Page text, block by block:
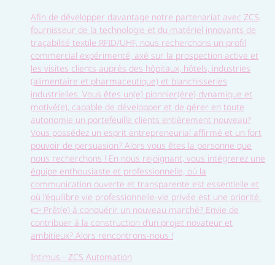
Afin de développer davantage notre partenariat avec ZCS,
fournisseur de la technologie et du matériel innovants de
traçabilité textile RFID/UHF, nous recherchons un profil
commercial expérimenté, axé sur la prospection active et
les visites clients auprès des hôpitaux, hôtels, industries
(alimentaire et pharmaceutique) et blanchisseries
industrielles. Vous êtes un(e) pionnier(ère) dynamique et
motivé(e), capable de développer et de gérer en toute
autonomie un portefeuille clients entièrement nouveau?
Vous possédez un esprit entrepreneurial affirmé et un fort
pouvoir de persuasion? Alors vous êtes la personne que
nous recherchons ! En nous rejoignant, vous intégrerez une
équipe enthousiaste et professionnelle, où la
communication ouverte et transparente est essentielle et
où l’équilibre vie professionnelle-vie privée est une priorité.
👉 Prêt(e) à conquérir un nouveau marché? Envie de
contribuer à la construction d’un projet novateur et
ambitieux? Alors rencontrons-nous !
Intimus - ZCS Automation